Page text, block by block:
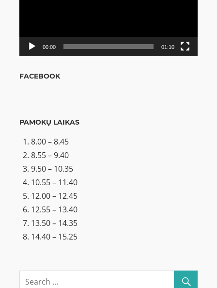
00:00 01:10
FACEBOOK
PAMOKŲ LAIKAS
8.00 – 8.45
8.55 – 9.40
9.50 – 10.35
10.55 – 11.40
12.00 – 12.45
12.55 – 13.40
13.50 – 14.35
14.40 – 15.25